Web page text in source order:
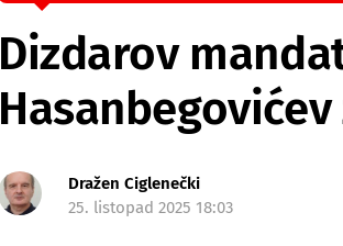
Dizdarov
Dražen Ciglenečki
25. listopad 2025 18:03